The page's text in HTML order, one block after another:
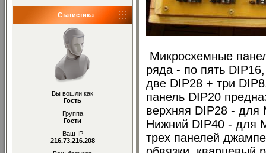
Статистика
Вы вошли как
Гость
Группа
Гости
Ваш IP
216.73.216.208
Микросхемные
ряда - по пять
две DIP28 + три
панель DIP20
верхняя DIP28 - для
Нижний DIP40 - для
трех панелей